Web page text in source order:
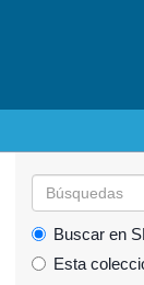
Buscar en
Esta